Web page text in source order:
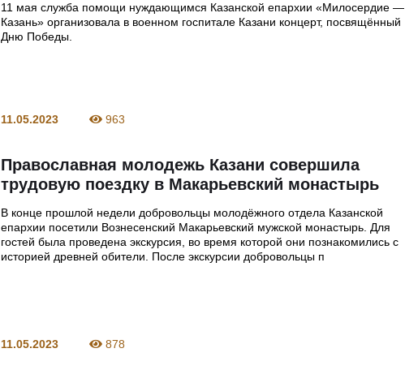
11 мая служба помощи нуждающимся Казанской епархии «Милосердие —
Казань» организовала в военном госпитале Казани концерт, посвящённый
Дню Победы.
11.05.2023 963
Православная молодежь Казани совершила
трудовую поездку в Макарьевский монастырь
В конце прошлой недели добровольцы молодёжного отдела Казанской
епархии посетили Вознесенский Макарьевский мужской монастырь. Для
гостей была проведена экскурсия, во время которой они познакомились с
историей древней обители. После экскурсии добровольцы п
11.05.2023 878